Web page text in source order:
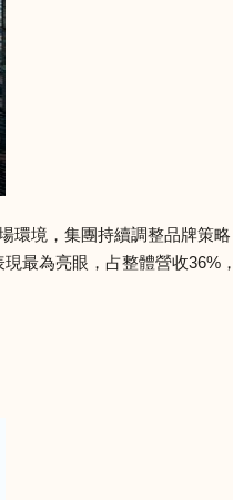
環境，集團持續調整品牌策
最為亮眼，占整體營收36%